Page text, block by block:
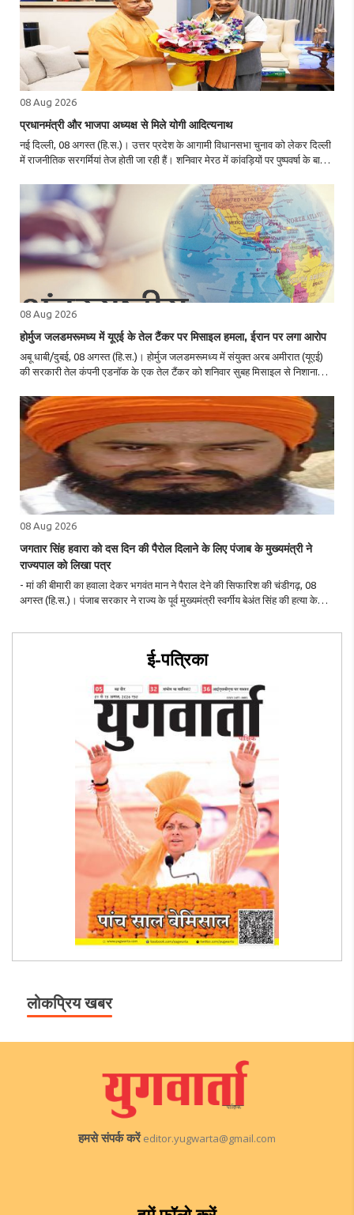
08 Aug 2026
प्रधानमंत्री और भाजपा अध्यक्ष से मिले योगी आदित्यनाथ
नई दिल्ली, 08 अगस्त (हि.स.)। उत्तर प्रदेश के आगामी विधानसभा चुनाव को लेकर दिल्ली
में राजनीतिक सरगर्मियां तेज होती जा रही हैं। शनिवार मेरठ में कांवड़ियों पर पुष्पवर्षा के बाद
08 Aug 2026
होर्मुज जलडमरूमध्य में यूएई के तेल टैंकर पर मिसाइल हमला, ईरान पर लगा आरोप
अबू धाबी/दुबई, 08 अगस्त (हि.स.)। होर्मुज जलडमरूमध्य में संयुक्त अरब अमीरात (यूएई)
की सरकारी तेल कंपनी एडनॉक के एक तेल टैंकर को शनिवार सुबह मिसाइल से निशाना
फिलहाल नियंत्रण ..
08 Aug 2026
जगतार सिंह हवारा को दस दिन की पैरोल दिलाने के लिए पंजाब के मुख्यमंत्री ने
राज्यपाल को लिखा पत्र
- मां की बीमारी का हवाला देकर भगवंत मान ने पैराल देने की सिफारिश की चंडीगढ़, 08
अगस्त (हि.स.)। पंजाब सरकार ने राज्य के पूर्व मुख्यमंत्री स्वर्गीय बेअंत सिंह की हत्या के
ई-पत्रिका
लोकप्रिय खबर
हमसे संपर्क करें editor.yugwarta@gmail.com